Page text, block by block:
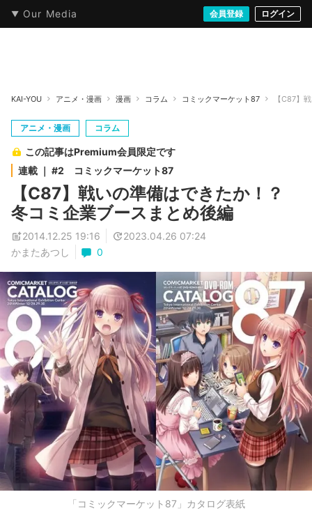
Our Media 会員登録 ログイン
本・文芸 情報化社会 音楽・映像 ゲームストリート
KAI-YOU アニメ・漫画 漫画 コラム コミックマーケット87 【C87】
アニメ・漫画 コラム
この記事はPremium会員限定です
連載 ｜ #2 コミックマーケット87
【C87】戦いの準備はできたか！？
冬コミ企業ブースまとめ後編
2014.12.25 19:16
2023.04.26 07:24
かまたあつし
0
「コミックマーケット87」カタログ表紙